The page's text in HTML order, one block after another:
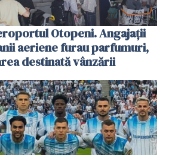
Otopeni. Angajații
aeriene furau parfumuri,
destinată vânzării